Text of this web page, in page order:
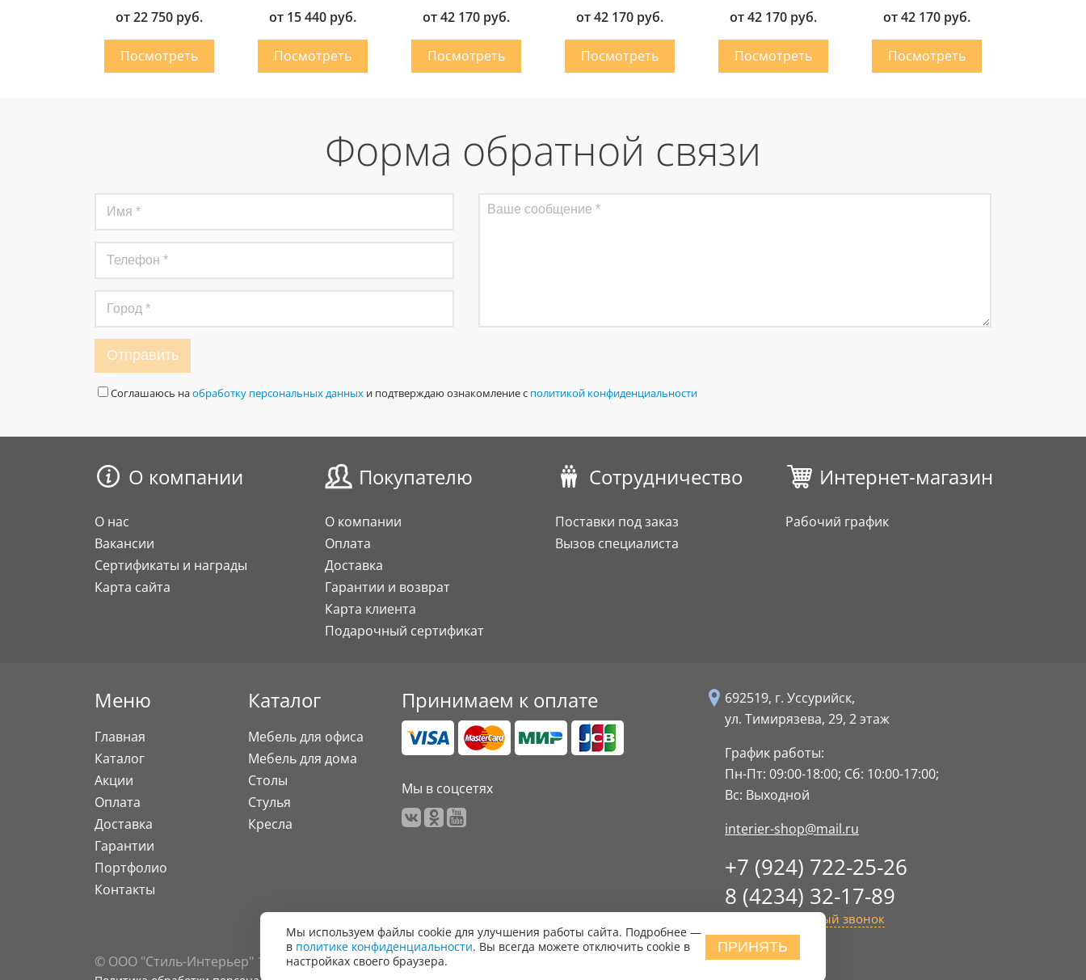
от 22 750 руб. от 15 440 руб. от 42 170 руб. от 42 170 руб. от 42 170 руб. от 42 170 руб.
Форма обратной связи
Отправить
Соглашаюсь наобработку персональных данных и подтверждаю ознакомление с политикой конфиденциальности
О компании
О нас
Вакансии
Сертификаты и награды
Карта сайта
Покупателю
О компании
Оплата
Доставка
Гарантии и возврат
Карта клиента
Подарочный сертификат
Сотрудничество
Поставки под заказ
Вызов специалиста
Интернет-магазин
Рабочий график
Меню
Главная
Каталог
Акции
Оплата
Доставка
Гарантии
Портфолио
Контакты
Каталог
Мебель для офиса
Мебель для дома
Столы
Стулья
Кресла
Принимаем к оплате
Мы в соцсетях
692519, г. Уссурийск,
ул. Тимирязева, 29, 2 этаж
График работы:
Пн-Пт: 09:00-18:00; Сб: 10:00-17:00;
Вс: Выходной
interier-shop@mail.ru
+7 (924) 722-25-26
8 (4234) 32-17-89
Заказать обратный звонок
© ООО "Стиль-Интерьер" 1996 - 2026. Все права защищены.
Мы используем файлы cookie для улучшения работы сайта. Подробнее —
в политике конфиденциальности. Вы всегда можете отключить cookie в
настройках своего браузера.
ПРИНЯТЬ